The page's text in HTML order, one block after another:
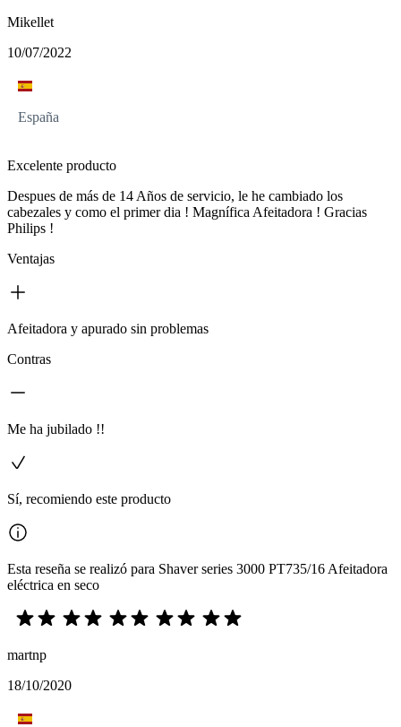
Mikellet
10/07/2022
España
Excelente producto
Despues de más de 14 Años de servicio, le he cambiado los
cabezales y como el primer dia ! Magnífica Afeitadora ! Gracias
Philips !
Ventajas
Afeitadora y apurado sin problemas
Contras
Me ha jubilado !!
Sí, recomiendo este producto
Esta reseña se realizó para Shaver series 3000 PT735/16 Afeitadora
eléctrica en seco
martnp
18/10/2020